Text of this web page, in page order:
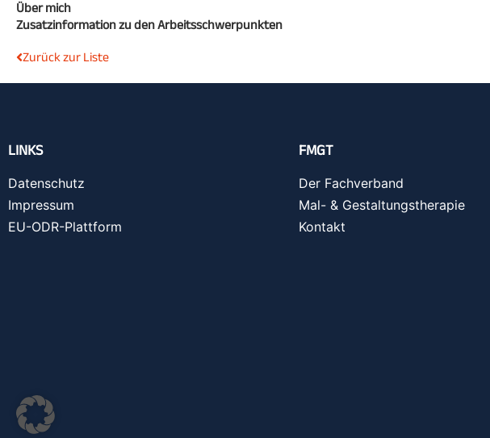
Über mich
Zusatzinformation zu den Arbeitsschwerpunkten
Zurück zur Liste
LINKS
Datenschutz
Impressum
EU-ODR-Plattform
FMGT
Der Fachverband
Mal- & Gestaltungstherapie
Kontakt